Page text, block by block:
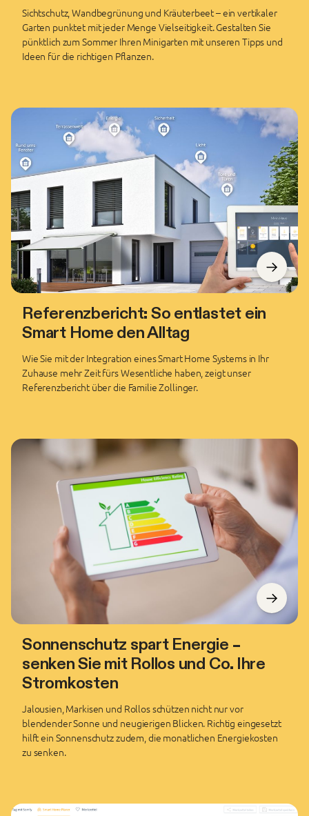
Sichtschutz, Wandbegrünung und Kräuterbeet – ein vertikaler
Garten punktet mit jeder Menge Vielseitigkeit. Gestalten Sie
pünktlich zum Sommer Ihren Minigarten mit unseren Tipps und
Ideen für die richtigen Pflanzen.
Referenzbericht: So entlastet ein
Smart Home den Alltag
Wie Sie mit der Integration eines Smart Home Systems in Ihr
Zuhause mehr Zeit fürs Wesentliche haben, zeigt unser
Referenzbericht über die Familie Zollinger.
Sonnenschutz spart Energie –
senken Sie mit Rollos und Co. Ihre
Stromkosten
Jalousien, Markisen und Rollos schützen nicht nur vor
blendender Sonne und neugierigen Blicken. Richtig eingesetzt
hilft ein Sonnenschutz zudem, die monatlichen Energiekosten
zu senken.